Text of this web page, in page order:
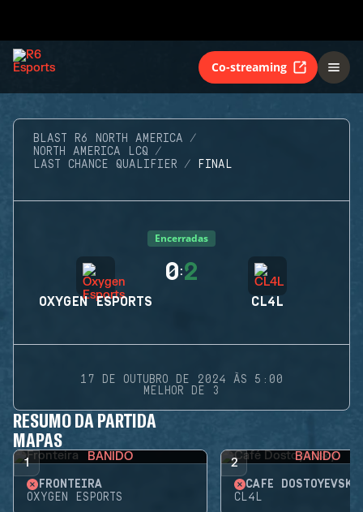
Co-streaming
BLAST R6 NORTH AMERICA
NORTH AMERICA LCQ
LAST CHANCE QUALIFIER
FINAL
Encerradas
OXYGEN ESPORTS
0:2
CL4L
17 DE OUTUBRO DE 2024 ÀS 5:00
MELHOR DE 3
RESUMO DA PARTIDA
MAPAS
1 BANIDO
FRONTEIRA
OXYGEN ESPORTS
2 BANIDO
CAFÉ DOSTOYEVSKY
CL4L